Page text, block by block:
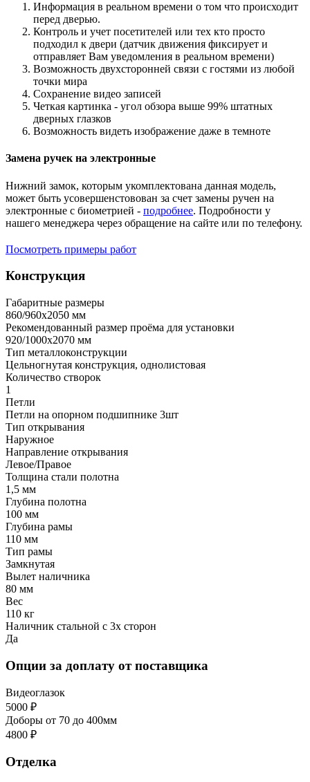
Информация в реальном времени о том что происходит
перед дверью.
Контроль и учет посетителей или тех кто просто
подходил к двери (датчик движения фиксирует и
отправляет Вам уведомления в реальном времени)
Возможность двухсторонней связи с гостями из любой
точки мира
Сохранение видео записей
Четкая картинка - угол обзора выше 99% штатных
дверных глазков
Возможность видеть изображение даже в темноте
Замена ручек на электронные
Нижний замок, которым укомплектована данная модель,
может быть усовершенстовован за счет замены ручен на
электронные с биометрией - подробнее. Подробности у
нашего менеджера через обращение на сайте или по телефону.
Посмотреть примеры работ
Конструкция
Габаритные размеры
860/960х2050 мм
Рекомендованный размер проёма для установки
920/1000х2070 мм
Тип металлоконструкции
Цельногнутая конструкция, однолистовая
Количество створок
1
Петли
Петли на опорном подшипнике 3шт
Тип открывания
Наружное
Направление открывания
Левое/Правое
Толщина стали полотна
1,5 мм
Глубина полотна
100 мм
Глубина рамы
110 мм
Тип рамы
Замкнутая
Вылет наличника
80 мм
Вес
110 кг
Наличник стальной с 3х сторон
Да
Опции за доплату от поставщика
Видеоглазок
5000 ₽
Доборы от 70 до 400мм
4800 ₽
Отделка